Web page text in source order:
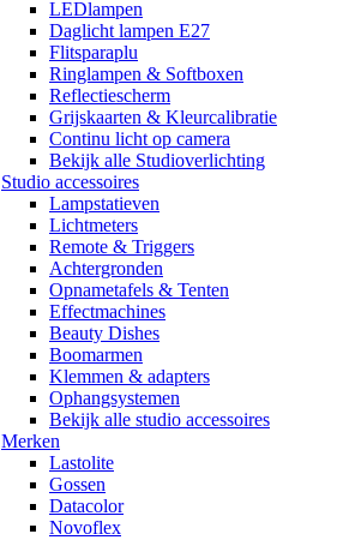
LEDlampen
Daglicht lampen E27
Flitsparaplu
Ringlampen & Softboxen
Reflectiescherm
Grijskaarten & Kleurcalibratie
Continu licht op camera
Bekijk alle Studioverlichting
Studio accessoires
Lampstatieven
Lichtmeters
Remote & Triggers
Achtergronden
Opnametafels & Tenten
Effectmachines
Beauty Dishes
Boomarmen
Klemmen & adapters
Ophangsystemen
Bekijk alle studio accessoires
Merken
Lastolite
Gossen
Datacolor
Novoflex